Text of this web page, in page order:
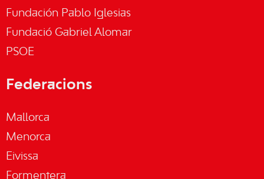
Fundación Pablo Iglesias
Fundació Gabriel Alomar
PSOE
Federacions
Mallorca
Menorca
Eivissa
Formentera